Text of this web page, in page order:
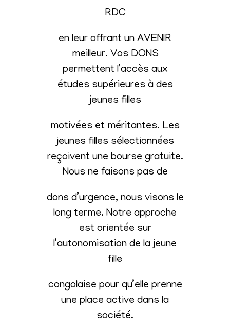
RDC
en leur offrant un AVENIR
meilleur. Vos DONS
permettent l’accès aux
études supérieures à des
jeunes filles
motivées et méritantes. Les
jeunes filles sélectionnées
reçoivent une bourse gratuite.
Nous ne faisons pas de
dons d’urgence, nous visons le
long terme. Notre approche
est orientée sur
l’autonomisation de la jeune
fille
congolaise pour qu’elle prenne
une place active dans la
société.